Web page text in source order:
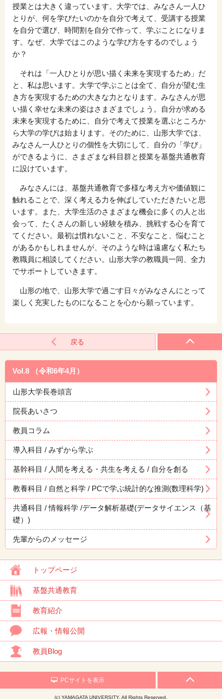
授業とは大きく違っています。大学では、みなさん一人ひ
とりが、何を学びたいのかを自分で考えて、受講する授業
を自分で選び、時間割を自分で作って、学ぶことになりま
す。なぜ、大学ではこのような学び方をするのでしょう
か？
それは「一人ひとりが思い描く未来を実現するため」だ
と、私は思います。大学で学ぶことは全て、自分が望む生
き方を実現するための大きな力となります。みなさんが思
い描く幸せな未来の姿はさまざまでしょう。自分が求める
未来を実現するために、自分で考えて授業を選ぶところか
ら大学の学びは始まります。そのために、山形大学では、
みなさん一人ひとりの個性を大切にして、自分の「学び」
ができるように、さまざまな科目群と授業を基盤共通教育
に設けています。
みなさんには、基盤共通教育で多様な考え方や価値観に
触れることで、深く考える力を伸ばしていただきたいと思
います。また、大学生活のさまざまな機会に多くの人と出
会って、たくさんの新しい経験を積み、挑戦する心を育て
てください。最初は慣れないこと、不安なこと、悩むこと
があるかもしれませんが、そのような時は遠慮なく私たち
教職員に相談してください。山形大学の教職員一同、全力
でサポートしていきます。
山形の地で、山形大学で過ごす日々がみなさんにとって
楽しく充実したものになることを心から願っています。
戻る
Vol.8 （令和6年4月）
山形大学長巻頭言
院長あいさつ
教員コラム
導入科目 / みずから学ぶ
基幹科目 / 人間を考える・共生を考える / 自分を創る
教養科目 / 自然と科学 / PCで学ぶ統計的な推測(数理科学)
共通科目 / 情報科学 /データ解析基礎(データサイエンス（基
礎）)
先輩からのメッセージ
トップページ
基盤共通教育
教育紹介
広報・情報公開
教員Blog
PCサイトを表示
(c) YAMAGATA UNIVERSITY. All Rights Reserved.